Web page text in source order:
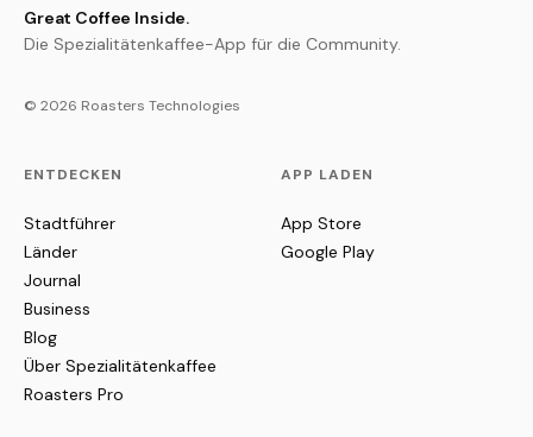
Great Coffee Inside.
Die Spezialitätenkaffee-App für die Community.
© 2026 Roasters Technologies
ENTDECKEN
Stadtführer
Länder
Journal
Business
Blog
Über Spezialitätenkaffee
Roasters Pro
APP LADEN
App Store
Google Play